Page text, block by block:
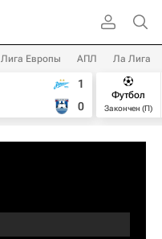
Лига Европы АПЛ Ла Лига
1
0
Футбол
Закончен (П)